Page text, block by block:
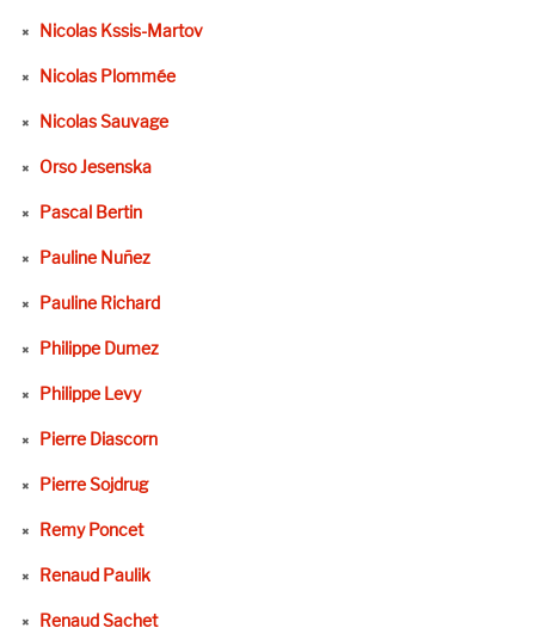
Nicolas Kssis-Martov
Nicolas Plommée
Nicolas Sauvage
Orso Jesenska
Pascal Bertin
Pauline Nuñez
Pauline Richard
Philippe Dumez
Philippe Levy
Pierre Diascorn
Pierre Sojdrug
Remy Poncet
Renaud Paulik
Renaud Sachet